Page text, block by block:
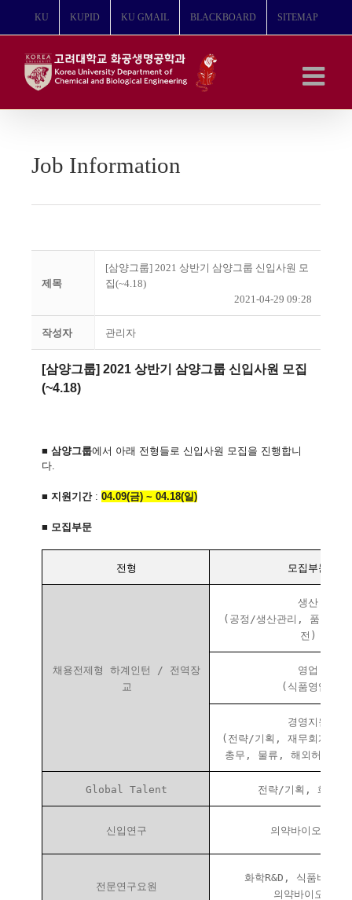
뛰
KU KUPID KU GMAIL BLACKBOARD SITEMAP
Job Information
제목
[삼양그룹] 2021 상반기 삼양그룹 신입사원 모
집(~4.18)
2021-04-29 09:28
작성자 관리자
[삼양그룹] 2021 상반기 삼양그룹 신입사원 모집
(~4.18)
■ 삼양그룹에서 아래 전형들로 신입사원 모집을 진행합니
다.
■ 지원기간: 04.09(금) ~ 04.18(일)
■ 모집부문
전형 모집부문
채용전제형 하계인턴 / 전역장
교
생산
(공정/생산관리, 품질관
전)
영업
(식품영업)
경영지원
(전략/기획, 재무회계,
총무, 물류, 해외허가,
Global Talent 전략/기획, 화학영
신입연구 의약바이오 R&D
전문연구요원
화학R&D, 식품바이오
의약바이오R&D